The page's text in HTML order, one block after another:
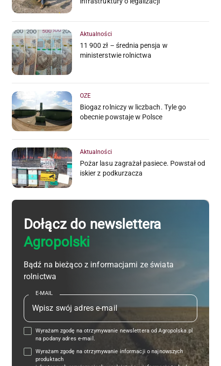
Aktualności
11 900 zł – średnia pensja w
ministerstwie rolnictwa
OZE
Biogaz rolniczy w liczbach. Tyle go
obecnie powstaje w Polsce
Aktualności
Pożar lasu zagrażał pasiece. Powstał od
iskier z podkurzacza
Dołącz do newslettera
Agropolski
Bądź na bieżąco z informacjami ze świata
rolnictwa
E-MAIL
Wyrażam zgodę na otrzymywanie newslettera od Agropolska.pl
na podany adres e-mail.
Wyrażam zgodę na otrzymywanie informacji o najnowszych
produktach